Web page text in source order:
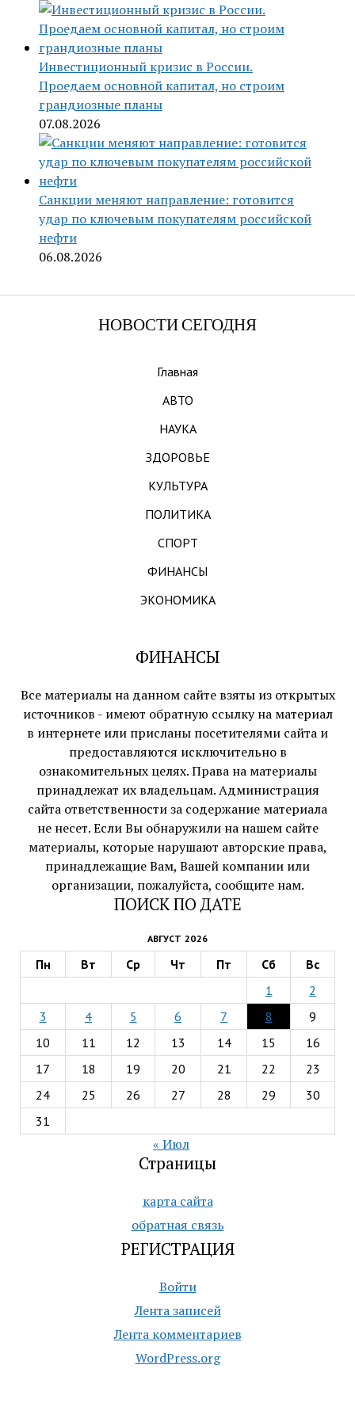
Инвестиционный кризис в России.
Проедаем основной капитал, но строим
грандиозные планы
07.08.2026
Санкции меняют направление: готовится
удар по ключевым покупателям российской
нефти
06.08.2026
НОВОСТИ СЕГОДНЯ
Главная
АВТО
НАУКА
ЗДОРОВЬЕ
КУЛЬТУРА
ПОЛИТИКА
СПОРТ
ФИНАНСЫ
ЭКОНОМИКА
ФИНАНСЫ
Все материалы на данном сайте взяты из открытых
источников - имеют обратную ссылку на материал
в интернете или присланы посетителями сайта и
предоставляются исключительно в
ознакомительных целях. Права на материалы
принадлежат их владельцам. Администрация
сайта ответственности за содержание материала
не несет. Если Вы обнаружили на нашем сайте
материалы, которые нарушают авторские права,
принадлежащие Вам, Вашей компании или
организации, пожалуйста, сообщите нам.
ПОИСК ПО ДАТЕ
АВГУСТ 2026
Пн Вт Ср Чт Пт Сб
Вс
1
2
3
4 5 6 7 8
9
10
11 12 13 14 15
16
17
18 19 20 21 22
23
24
25 26 27 28 29
30
31
« Июл
Страницы
карта сайта
обратная связь
РЕГИСТРАЦИЯ
Войти
Лента записей
Лента комментариев
WordPress.org